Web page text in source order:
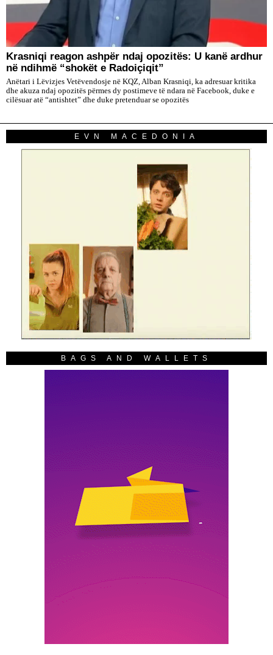
​Krasniqi reagon ashpër ndaj opozitës: U kanë ardhur
në ndihmë “shokët e Radoiçiqit”
Anëtari i Lëvizjes Vetëvendosje në KQZ, Alban Krasniqi, ka adresuar kritika
dhe akuza ndaj opozitës përmes dy postimeve të ndara në Facebook, duke e
cilësuar atë “antishtet” dhe duke pretenduar se opozitës
EVN MACEDONIA
BAGS AND WALLETS